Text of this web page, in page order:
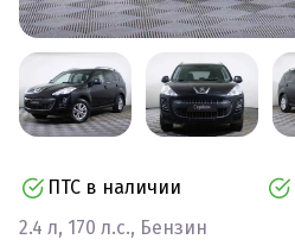
ПТС в наличии
2.4 л, 170 л.с., Бензин